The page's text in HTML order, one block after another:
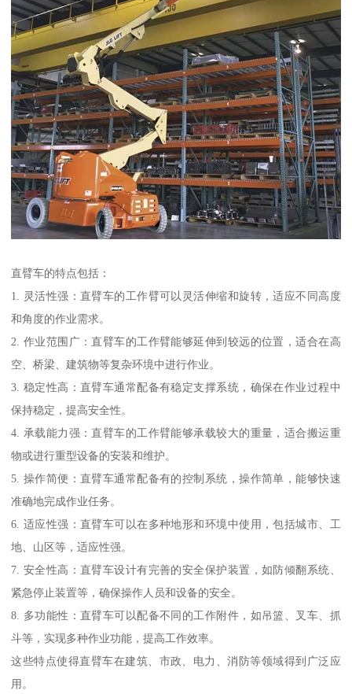
直臂车的特点包括：
1. 灵活性强：直臂车的工作臂可以灵活伸缩和旋转，适应不同高度
和角度的作业需求。
2. 作业范围广：直臂车的工作臂能够延伸到较远的位置，适合在高
空、桥梁、建筑物等复杂环境中进行作业。
3. 稳定性高：直臂车通常配备有稳定支撑系统，确保在作业过程中
保持稳定，提高安全性。
4. 承载能力强：直臂车的工作臂能够承载较大的重量，适合搬运重
物或进行重型设备的安装和维护。
5. 操作简便：直臂车通常配备有的控制系统，操作简单，能够快速
准确地完成作业任务。
6. 适应性强：直臂车可以在多种地形和环境中使用，包括城市、工
地、山区等，适应性强。
7. 安全性高：直臂车设计有完善的安全保护装置，如防倾翻系统、
紧急停止装置等，确保操作人员和设备的安全。
8. 多功能性：直臂车可以配备不同的工作附件，如吊篮、叉车、抓
斗等，实现多种作业功能，提高工作效率。
这些特点使得直臂车在建筑、市政、电力、消防等领域得到广泛应
用。